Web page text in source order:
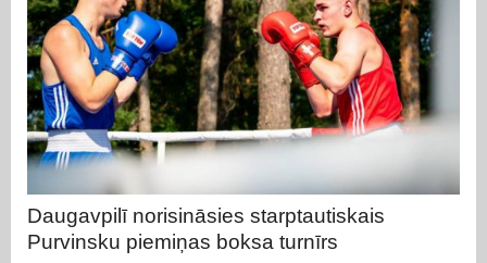
Daugavpilī norisināsies starptautiskais
Purvinsku piemiņas boksa turnīrs